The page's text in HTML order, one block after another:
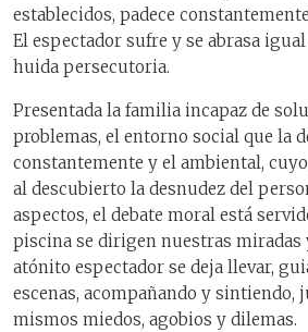
establecidos, padece
El espectador sufre y se abrasa
huida persecutoria.
Presentada la familia incapaz de
problemas, el entorno social que la
constantemente y el ambiental,
al descubierto la desnudez del
aspectos, el debate moral está
piscina se dirigen nuestras miradas
atónito espectador se deja llevar,
escenas, acompañando y sintiendo,
mismos miedos, agobios y dilemas.